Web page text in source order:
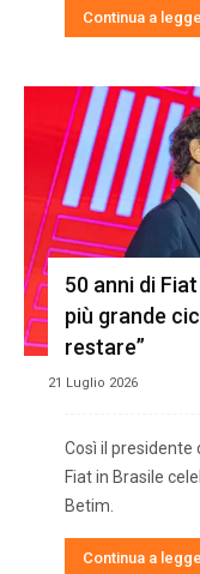
Continua a
50 anni di
più grande
restare”
21 Luglio 2026
Così il presidente
Fiat in Brasile
Betim.
Continua a